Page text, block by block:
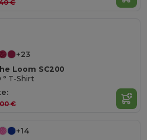
€
+23
Loom SC200
° T-Shirt
€
+14